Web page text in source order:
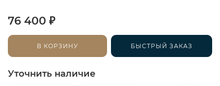
76 400 ₽
В КОРЗИНУ БЫСТРЫЙ ЗАКАЗ
Уточнить наличие